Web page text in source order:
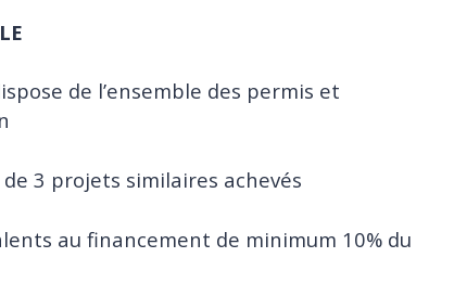
de l’ensemble des permis et
3 projets similaires achevés
au financement de minimum 10% du